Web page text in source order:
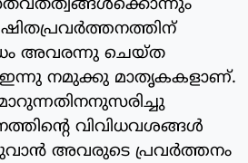
അവരന്നു ചെയ്ത
നമുക്കു മാതൃകകളാണ്.
വിവിധവശങ്ങള്‍
അവരുടെ പ്രവര്‍ത്തനം